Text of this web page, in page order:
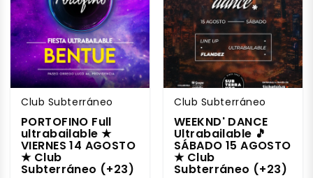
Club Subterráneo
PORTOFINO Full
ultrabailable ★
VIERNES 14 AGOSTO
★ Club
Subterráneo (+23)
Club Subterráneo
WEEKND' DANCE
Ultrabailable 🎵
SÁBADO 15 AGOSTO
★ Club
Subterráneo (+23)